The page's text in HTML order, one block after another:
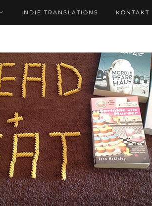
INDIE TRANSLATIONS KONTAKT